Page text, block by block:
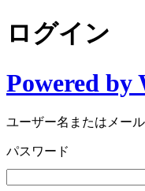
ログイン
Powered by
ユーザー名またはメー
パスワード